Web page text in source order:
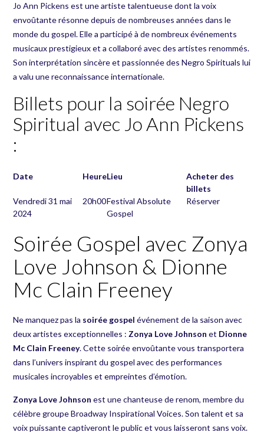
Jo Ann Pickens est une artiste talentueuse dont la voix
envoûtante résonne depuis de nombreuses années dans le
monde du gospel. Elle a participé à de nombreux événements
musicaux prestigieux et a collaboré avec des artistes renommés.
Son interprétation sincère et passionnée des Negro Spirituals lui
a valu une reconnaissance internationale.
Billets pour la soirée Negro
Spiritual avec Jo Ann Pickens
:
Date HeureLieu
Acheter des
billets
Vendredi 31 mai
2024
20h00Festival Absolute
Gospel
Réserver
Soirée Gospel avec Zonya
Love Johnson & Dionne
Mc Clain Freeney
Ne manquez pas la soirée gospel événement de la saison avec
deux artistes exceptionnelles : Zonya Love Johnson et Dionne
Mc Clain Freeney. Cette soirée envoûtante vous transportera
dans l’univers inspirant du gospel avec des performances
musicales incroyables et empreintes d’émotion.
Zonya Love Johnson est une chanteuse de renom, membre du
célèbre groupe Broadway Inspirational Voices. Son talent et sa
voix puissante captiveront le public et vous laisseront sans voix.